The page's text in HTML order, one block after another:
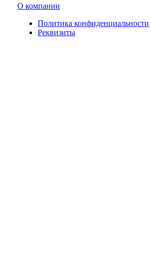
О компании
Политика конфиденциальности
Реквизиты